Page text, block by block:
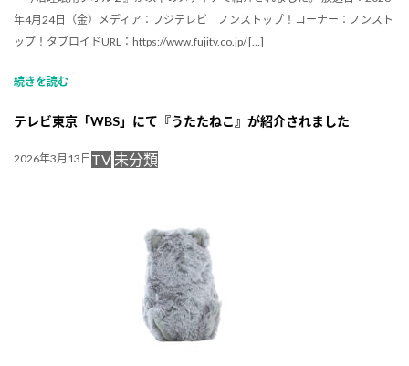
年4月24日（金）メディア：フジテレビ ノンストップ！コーナー：ノンスト
ップ！タブロイドURL：https://www.fujitv.co.jp/ […]
続きを読む
テレビ東京「WBS」にて『うたたねこ』が紹介されました
2026年3月13日 TV 未分類